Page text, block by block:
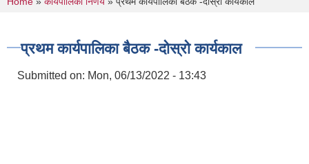
You are here
प्रथम कार्यपालिका बैठक -दोस्रो कार्यकाल
Submitted on: Mon, 06/13/2022 - 13:43